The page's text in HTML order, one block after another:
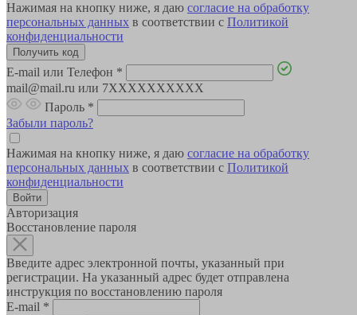
Нажимая на кнопку ниже, я даю согласие на обработку
персональных данных в соответствии с Политикой
конфиденциальности
E-mail или Телефон *
mail@mail.ru или 7XXXXXXXXXX
Пароль *
Забыли пароль?
Нажимая на кнопку ниже, я даю согласие на обработку
персональных данных в соответствии с Политикой
конфиденциальности
Авторизация
Восстановление пароля
Введите адрес электронной почты, указанный при
регистрации. На указанный адрес будет отправлена
инструкция по восстановлению пароля
E-mail *